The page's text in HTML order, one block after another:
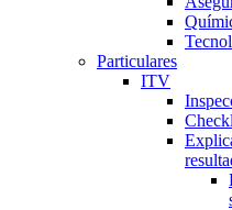
Particulares
ITV